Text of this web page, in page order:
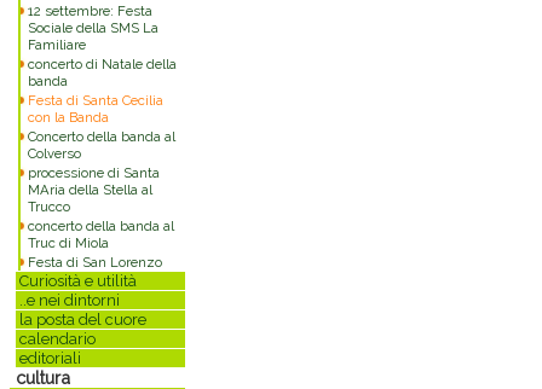
12 settembre: Festa
Sociale della SMS La
Familiare
concerto di Natale della
banda
Festa di Santa Cecilia
con la Banda
Concerto della banda al
Colverso
processione di Santa
MAria della Stella al
Trucco
concerto della banda al
Truc di Miola
Festa di San Lorenzo
Curiosità e utilità
..e nei dintorni
la posta del cuore
calendario
editoriali
cultura